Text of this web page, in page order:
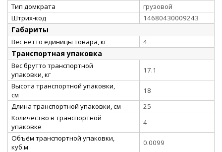
Тип домкрата
грузовой
Штрих-код
14680430009243
Габариты
Вес нетто единицы товара, кг 4
Транспортная упаковка
Вес брутто транспортной
упаковки, кг
17.1
Высота транспортной упаковки,
см
18
Длина транспортной упаковки, см
25
Количество в транспортной
упаковке
4
Объём транспортной упаковки,
куб.м
0.0099